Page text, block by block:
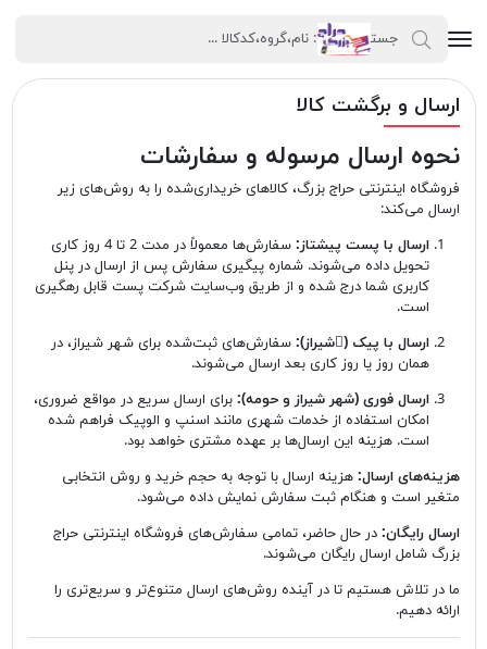
ارسال و برگشت کالا
نحوه ارسال مرسوله و سفارشات
فروشگاه اینترنتی حراج بزرگ، کالاهای خریداری‌شده را به روش‌های زیر
ارسال می‌کند:
ارسال با پست پیشتاز:
سفارش‌ها معمولاً در مدت 2 تا 4 روز کاری
تحویل داده می‌شوند. شماره پیگیری سفارش پس از ارسال در پنل
کاربری شما درج شده و از طریق وب‌سایت شرکت پست قابل رهگیری
است.
ارسال با پیک (َشیراز): سفارش‌های ثبت‌شده برای شهر شیراز، در
همان روز یا روز کاری بعد ارسال می‌شوند.
ارسال فوری (شهر شیراز و حومه): برای ارسال سریع در مواقع ضروری،
امکان استفاده از خدمات شهری مانند اسنپ و الوپیک فراهم شده
است. هزینه این ارسال‌ها بر عهده مشتری خواهد بود.
هزینه‌های ارسال: هزینه ارسال با توجه به حجم خرید و روش انتخابی
متغیر است و هنگام ثبت سفارش نمایش داده می‌شود.
ارسال رایگان: در حال حاضر، تمامی سفارش‌های فروشگاه اینترنتی حراج
بزرگ شامل ارسال رایگان می‌شوند.
ما در تلاش هستیم تا در آینده روش‌های ارسال متنوع‌تر و سریع‌تری را
ارائه دهیم.